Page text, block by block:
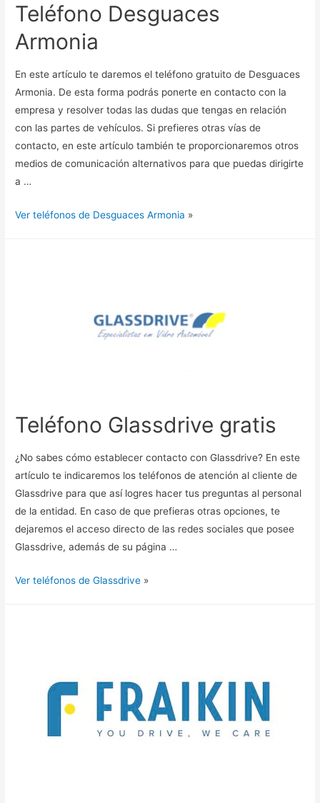
Teléfono Desguaces
Armonia
En este artículo te daremos el teléfono gratuito de Desguaces
Armonia. De esta forma podrás ponerte en contacto con la
empresa y resolver todas las dudas que tengas en relación
con las partes de vehículos. Si prefieres otras vías de
contacto, en este artículo también te proporcionaremos otros
medios de comunicación alternativos para que puedas dirigirte
a …
Ver teléfonos de Desguaces Armonia »
Teléfono Glassdrive gratis
¿No sabes cómo establecer contacto con Glassdrive? En este
artículo te indicaremos los teléfonos de atención al cliente de
Glassdrive para que así logres hacer tus preguntas al personal
de la entidad. En caso de que prefieras otras opciones, te
dejaremos el acceso directo de las redes sociales que posee
Glassdrive, además de su página …
Ver teléfonos de Glassdrive »